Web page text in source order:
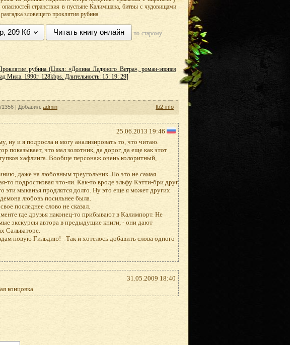
странствия в пустыне Калимшана, битвы с чудовищами
зловещего проклятия рубина.
209 Кб Читать книгу онлайн по-старому
рубина (Цикл: «Долина Ледяного Ветра», роман-эпопея
Мила. 1990г. 128kbps. Длительность: 15: 19: 29]
1356 | Добавил: admin fb2-info
25.06.2013 19:46
ну и я подросла и могу анализировать то, что читаю.
показывает, что мал золотник, да дорог, да еще как этот
хафлинга. Вообще персонаж очень колоритный,
даже на любовным треугольник. Но это не самая
то подростковая что-ли. Как-то вроде эльфу Кэтти-бри друг
эти мыканья продлятся долго. Ну это еще я может других
любовь посильнее была.
последнее слово не сказал.
где друзья наконец-то прибывают в Калимпорт. Не
экскурсы автора в предыдущие книги, - они дают
Сальваторе.
новую Гильдию! - Так и хотелось добавить слова одного
31.05.2009 18:40
концовка